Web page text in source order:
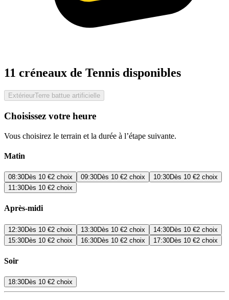
11 créneaux de Tennis disponibles
ExtérieurTerre battue artificielle
Choisissez votre heure
Vous choisirez le terrain et la durée à l’étape suivante.
Matin
08:30Dès 10 €2 choix 09:30Dès 10 €2 choix 10:30Dès 10 €2 choix
11:30Dès 10 €2 choix
Après-midi
12:30Dès 10 €2 choix 13:30Dès 10 €2 choix 14:30Dès 10 €2 choix
15:30Dès 10 €2 choix 16:30Dès 10 €2 choix 17:30Dès 10 €2 choix
Soir
18:30Dès 10 €2 choix